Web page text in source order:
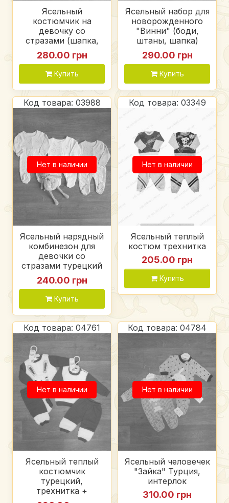
Ясельный
костюмчик на
девочку со
стразами (шапка,
боди, штаны)
Турция, интерлок
280.00 грн
Купить
Ясельный набор для
новорожденного
"Винни" (боди,
штаны, шапка)
Турция, интерлок
290.00 грн
Купить
Код товара: 03988
Нет в наличии
Ясельный нарядный
комбинезон для
девочки со
стразами турецкий
Nana Baby интерлок
240.00 грн
Купить
Код товара: 03349
Нет в наличии
Ясельный теплый
костюм трехнитка
205.00 грн
Купить
Код товара: 04761
Нет в наличии
Ясельный теплый
костюмчик
турецкий,
трехнитка +
вельсофт
Код товара: 04784
Нет в наличии
Ясельный человечек
"Зайка" Турция,
интерлок
310.00 грн